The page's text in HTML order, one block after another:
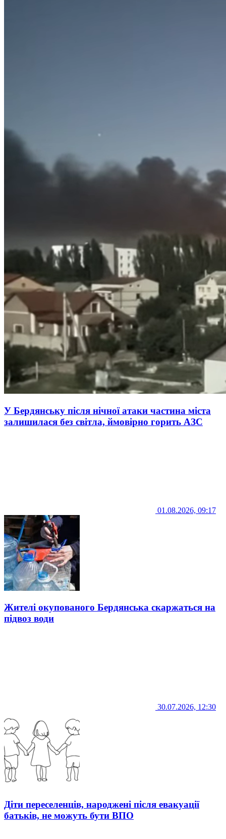
У Бердянську після нічної атаки частина міста
залишилася без світла, ймовірно горить АЗС
01.08.2026, 09:17
Жителі окупованого Бердянська скаржаться на
підвоз води
30.07.2026, 12:30
Діти переселенців, народжені після евакуації
батьків, не можуть бути ВПО